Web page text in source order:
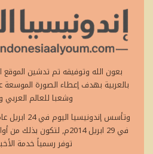
بعون الله وتوفيقه تم تدشين الموقع
بالعربية بهدف إعطاء الصورة الموسعة
وشعبا للعالم العربي
في 29 ابريل 2014م, لتكون
توفر رسمياً خدمة